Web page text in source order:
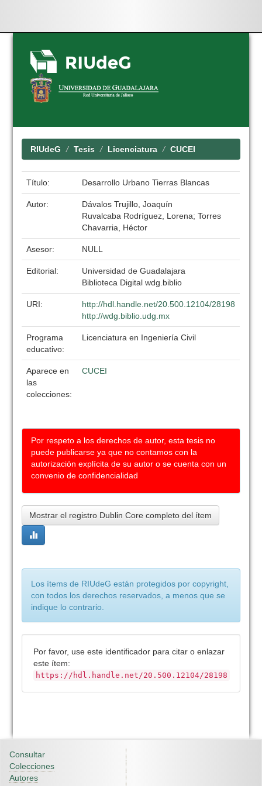
Skip
navigation
RIUdeG Tesis Licenciatura CUCEI
Título: Desarrollo Urbano Tierras Blancas
Autor:
Dávalos Trujillo, Joaquín
Ruvalcaba Rodríguez, Lorena; Torres
Chavarria, Héctor
Asesor: NULL
Editorial:
Universidad de Guadalajara
Biblioteca Digital wdg.biblio
URI:
http://hdl.handle.net/20.500.12104/28198
http://wdg.biblio.udg.mx
Programa
educativo:
Licenciatura en Ingeniería Civil
Aparece en
las
colecciones:
CUCEI
Por respeto a los derechos de autor, esta tesis no
puede publicarse ya que no contamos con la
autorización explícita de su autor o se cuenta con un
convenio de confidencialidad
Mostrar el registro Dublin Core completo del ítem
Los ítems de RIUdeG están protegidos por copyright,
con todos los derechos reservados, a menos que se
indique lo contrario.
Por favor, use este identificador para citar o enlazar
este ítem:
https://hdl.handle.net/20.500.12104/28198
Consultar
Colecciones
Autores